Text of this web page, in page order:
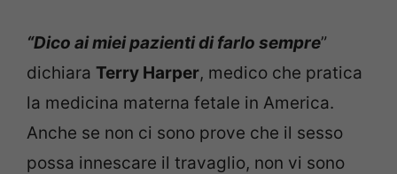
“Dico ai miei pazienti di farlo sempre”
dichiara Terry Harper, medico che pratica
la medicina materna fetale in America.
Anche se non ci sono prove che il sesso
possa innescare il travaglio, non vi sono